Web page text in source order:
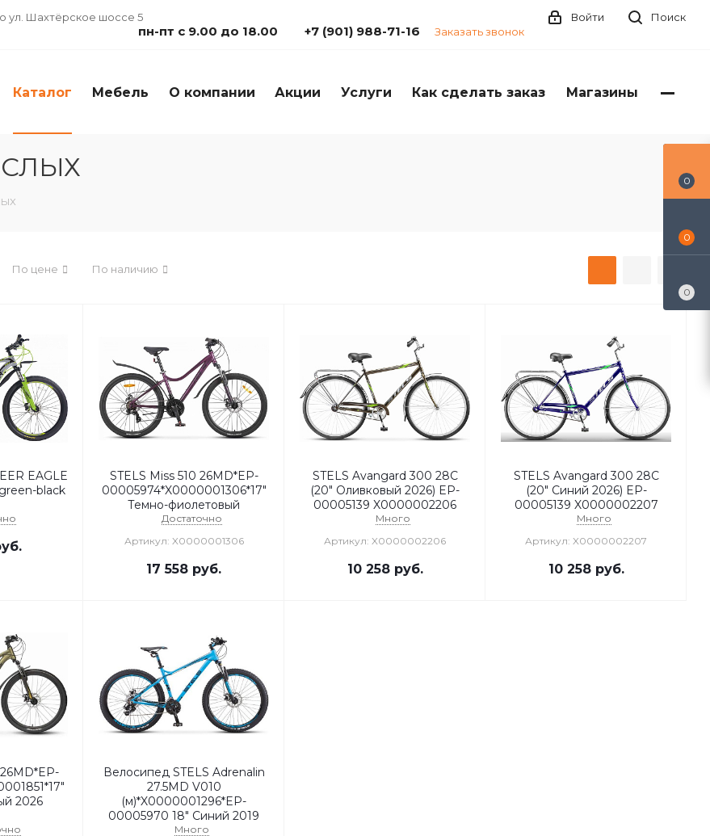
ул. Шахтёрское шоссе 5 Поиск
Войти
пн-пт с 9.00 до 18.00 +7 (901) 988-71-16 Заказать звонок
Каталог Мебель О компании Акции Услуги Как сделать заказ Магазины
По цене По наличию
EAGLE
black
STELS Miss 510 26MD*EP-
00005974*X0000001306*17"
Темно-фиолетовый
Достаточно
Артикул: X0000001306
17 558 руб.
STELS Avangard 300 28C
(20" Оливковый 2026) EP-
00005139 X0000002206
Много
Артикул: X0000002206
10 258руб.
STELS Avangard 300 28C
(20" Синий 2026) EP-
00005139 X0000002207
Много
Артикул: X0000002207
10 258руб.
2026
Велосипед STELS Adrenalin
27.5MD V010
(м)*X0000001296*EP-
00005970 18" Синий 2019
Много
0
0
0